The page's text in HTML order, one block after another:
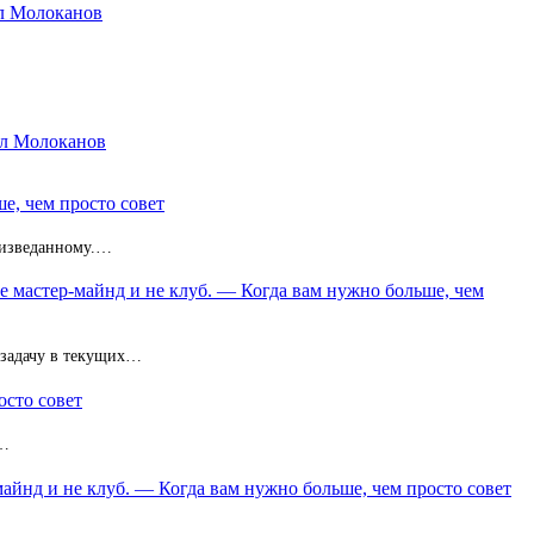
Молоканов
Молоканов
чем просто совет
мастер-майнд и не клуб. — Когда вам нужно больше, чем
в текущих…
совет
и не клуб. — Когда вам нужно больше, чем просто совет